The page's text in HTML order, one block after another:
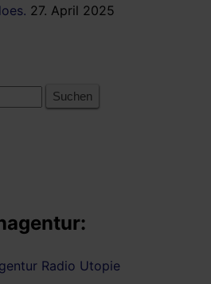
27. April 2025
Radio Utopie